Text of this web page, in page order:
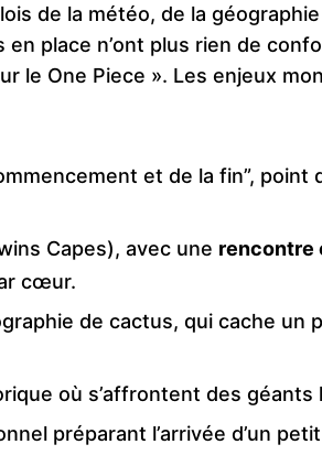
de la météo, de la
place n’ont plus rien de
le One Piece ». Les enjeux
et de la fin”, point
Capes), avec une rencontre
cœur.
de cactus, qui cache un
où s’affrontent des géants
préparant l’arrivée d’un